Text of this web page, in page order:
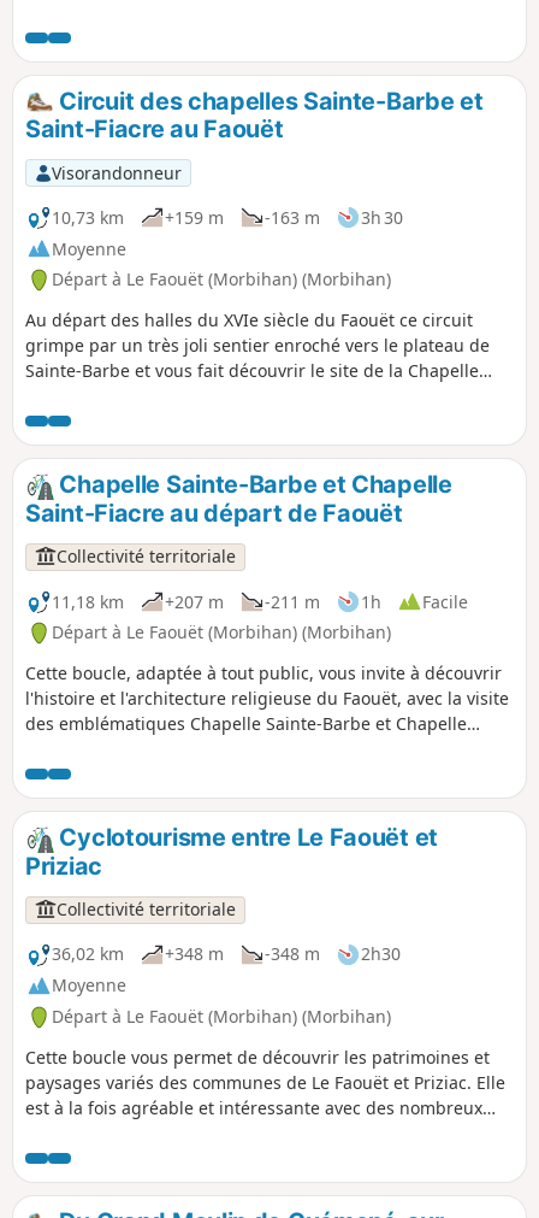
du bourg pittoresque de Le Saint.
Circuit des chapelles Sainte-Barbe et
Saint-Fiacre au Faouët
Visorandonneur
10,73 km
+159 m -163 m
3h 30
Moyenne
Départ à Le Faouët (Morbihan) (Morbihan)
Au départ des halles du XVIe siècle du Faouët ce circuit
grimpe par un très joli sentier enroché vers le plateau de
Sainte-Barbe et vous fait découvrir le site de la Chapelle
pour son pardon. Le sentier descend vers la fontaine et les
bords de l'Ellé, rivière à fort courant serpentant entre deux
rives encaissées. Le sentier va suivre la rivière, puis se
diriger à travers bois vers la Chapelle Saint-Fiacre.
Construite entre 1450 et 1480 dans un style gothique
flamboyant elle possède un splendide jubé en bois
polychrome. La remontée vers le bourg se fera à travers
bois en traversant le très beau hameau de Kerly.
Chapelle Sainte-Barbe et Chapelle
Saint-Fiacre au départ de Faouët
Collectivité territoriale
11,18 km
+207 m -211 m 1h
Facile
Départ à Le Faouët (Morbihan) (Morbihan)
Cette boucle, adaptée à tout public, vous invite à découvrir
l'histoire et l'architecture religieuse du Faouët, avec la visite
des emblématiques Chapelle Sainte-Barbe et Chapelle
les halles et de visiter le musée, ou simplement profiter
d'une pause gourmande dans l'un des commerces ou
restaurants à disposition.
Cyclotourisme entre Le Faouët et
Priziac
Collectivité territoriale
36,02 km
+348 m -348 m
2h30
Moyenne
Départ à Le Faouët (Morbihan) (Morbihan)
Cette boucle vous permet de découvrir les patrimoines et
paysages variés des communes de Le Faouët et Priziac. Elle
est à la fois agréable et intéressante avec des nombreux
le musée du Faouët, l'écomusée et l'allée couverte de
Botquenven et l'auditoire de justice à Priziac. Ponctué de
magnifiques panoramas tout au long du parcours, vous